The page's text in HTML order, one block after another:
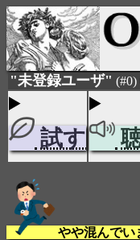
"未登録ユーザ" (#0)
試す
やや混んでい